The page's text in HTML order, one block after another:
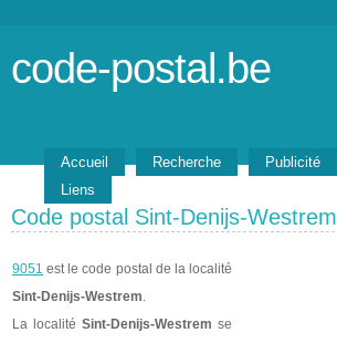
code-postal.be
Accueil Recherche Publicité
Liens
Code postal Sint-Denijs-Westrem
9051 est le code postal de la localité
Sint-Denijs-Westrem.
La localité Sint-Denijs-Westrem se